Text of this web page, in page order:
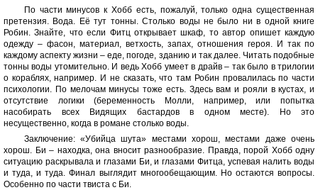
По части минусов к Хобб есть, пожалуй, только одна существенная
претензия. Вода. Её тут тонны. Столько воды не было ни в одной книге
Робин. Знайте, что если Фитц открывает шкаф, то автор опишет каждую
одежду – фасон, материал, ветхость, запах, отношения героя. И так по
каждому аспекту жизни – еде, погоде, зданию и так далее. Читать подобные
тонны воды утомительно. И ведь Хобб умеет в драйв – так было в трилогии
о кораблях, например. И не сказать, что там Робин провалилась по части
психологии. По мелочам минусы тоже есть. Здесь вам и рояли в кустах, и
отсутствие логики (беременность Молли, например, или попытка
насобирать всех Видящих бастардов в одном месте). Но это
несущественно, когда в романе столько воды.
Заключение: «Убийца шута» местами хорош, местами даже очень
хорош. Би – находка, она вносит разнообразие. Правда, порой Хобб одну
ситуацию раскрывала и глазами Би, и глазами Фитца, успевая налить воды
и туда, и туда. Финал выглядит многообещающим. Но остаются вопросы.
Особенно по части твиста с Би.